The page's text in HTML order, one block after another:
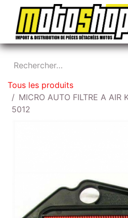
Tous les produits
MICRO AUTO FILTRE A AIR
5012